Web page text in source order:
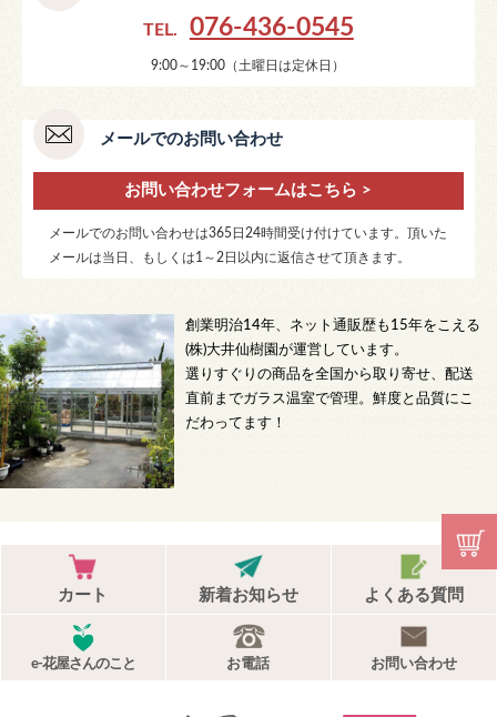
TEL. 076-436-0545
9:00～19:00（土曜日は定休日）
メールでのお問い合わせ
お問い合わせフォームはこちら >
メールでのお問い合わせは365日24時間受け付けています。頂いた
メールは当日、もしくは1～2日以内に返信させて頂きます。
創業明治14年、ネット通販歴も15年をこえる
(株)大井仙樹園が運営しています。
選りすぐりの商品を全国から取り寄せ、配送
直前までガラス温室で管理。鮮度と品質にこ
だわってます！
カート 新着お知らせ よくある質問
e-花屋さんのこと お電話 お問い合わせ